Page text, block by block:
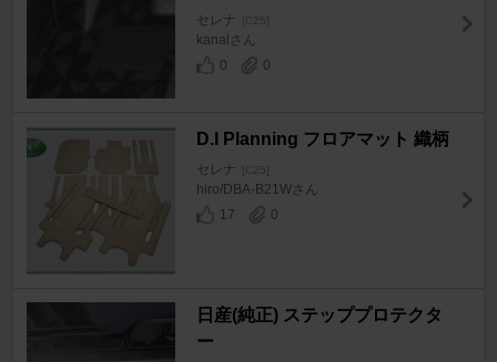
セレナ [C25]
kanalさん
0
0
D.I Planning フロアマット 織柄
セレナ [C25]
hiro/DBA-B21Wさん
17
0
日産(純正) ステッププロテクタ
ー